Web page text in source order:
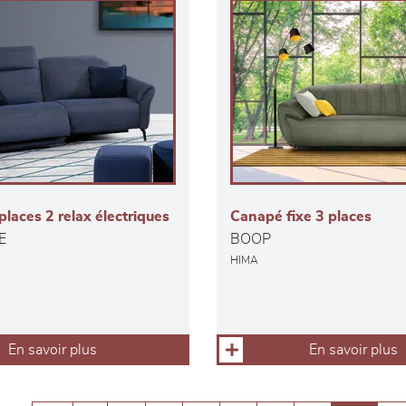
2 relax électriques
En savoir plus
Canapé fixe 3 places
BOOP
HIMA
En savoir plus